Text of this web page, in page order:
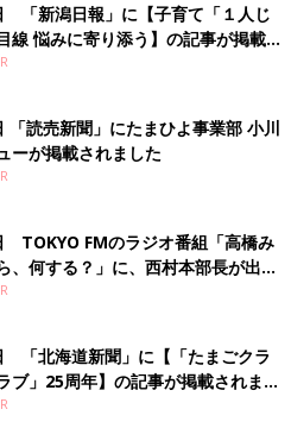
「新潟日報」に【子育て「１人じ
悩みに寄り添う】の記事が掲載
「読売新聞」にたまひよ事業部 小川
ーが掲載されました
TOKYO FMのラジオ番組「高橋み
、何する？」に、西村本部長が出演
「北海道新聞」に【「たまごクラ
ブ」25周年】の記事が掲載されまし